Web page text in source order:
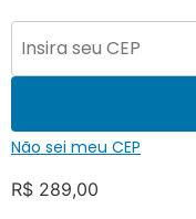
Não sei meu CEP
R$ 289,00